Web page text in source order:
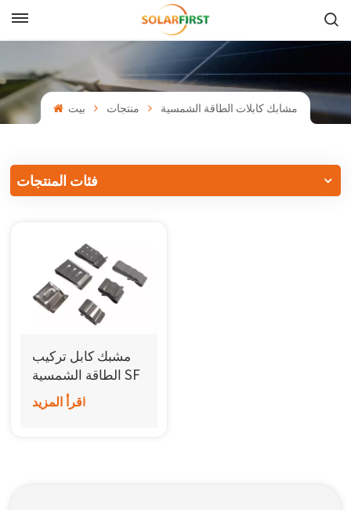
English
Français
中文
Español
Português
한국어
بالعربية
بيت منتجات مشابك كابلات الطاقة الشمسية
فئات المنتجات
مشبك كابل تركيب
الطاقة الشمسية SF
اقرأ المزيد